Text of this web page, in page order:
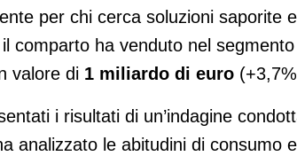
per chi cerca soluzioni saporite e
comparto ha venduto nel segmento
valore di 1 miliardo di euro
i risultati di un’indagine
analizzato le abitudini di consumo e